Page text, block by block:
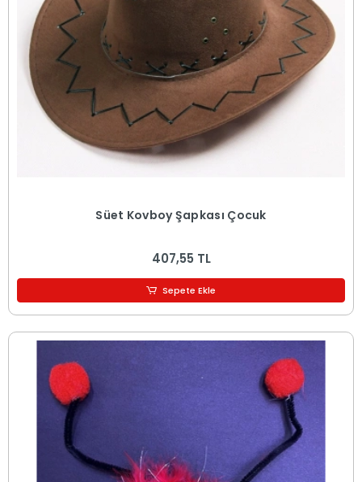
Süet Kovboy Şapkası Çocuk
407,55 TL
Sepete Ekle